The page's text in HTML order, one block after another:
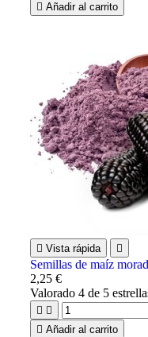
 Añadir al carrito
 Vista rápida 
Semillas de maíz
2,25 €
Valorado4 de 5
 
 Añadir al carrito